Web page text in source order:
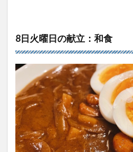
8日火曜日の献立：和食